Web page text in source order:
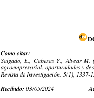
Como citar:
Salgado, E., Cabezas Y., Alvear M.
agroempresarial: oportunidades y
Revista de Investigación, 5(1), 1337-
Recibido: 03/05/2024